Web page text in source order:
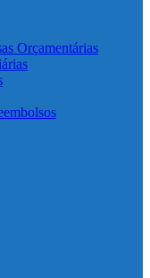
Orçamentárias